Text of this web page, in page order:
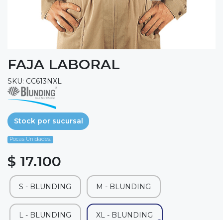
FAJA LABORAL
SKU: CC613NXL
Stock por sucursal
Pocas Unidades.
$ 17.100
S - BLUNDING M - BLUNDING
L - BLUNDING XL - BLUNDING